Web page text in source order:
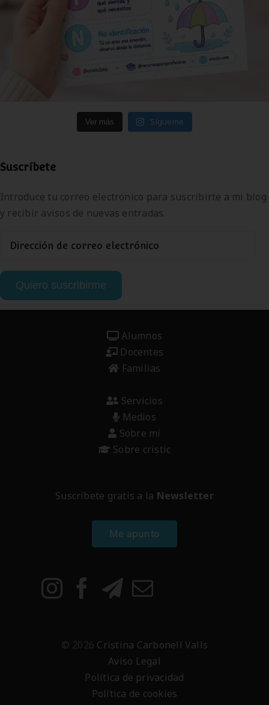
Ver más Sígueme
Suscríbete
Introduce tu correo electrónico para suscribirte a mi blog
y recibir avisos de nuevas entradas.
Dirección
correo
electrónico
Quiero suscribirme
Alumnos
Docentes
Familias
Servicios
Medios
Sobre mí
Sobre cristic
Suscríbete gratis a la Newsletter
Me apunto
© 2026 Cristina Carbonell Valls
Aviso Legal
Política de privacidad
Política de cookies